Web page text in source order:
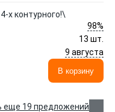
х контурного!\
98%
13 шт.
9 августа
В корзину
еще 19 предложений